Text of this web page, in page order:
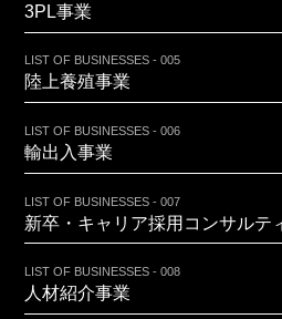
3PL事業
LIST OF BUSINESSES - 005
陸上養殖事業
LIST OF BUSINESSES - 006
輸出入事業
LIST OF BUSINESSES - 007
新卒・キャリア採用コンサルテ
LIST OF BUSINESSES - 008
人材紹介事業